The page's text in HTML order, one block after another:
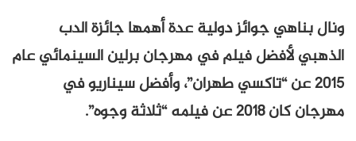
ونال بناهي جوائز دولية عدة أهمها جائزة الدب
الذهبي لأفضل فيلم في مهرجان برلين السينمائي عام
2015 عن “تاكسي طهران”، وأفضل سيناريو في
مهرجان كان 2018 عن فيلمه “ثلاثة وجوه”.